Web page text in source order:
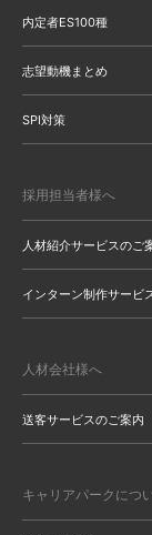
内定者ES100種
志望動機まとめ
SPI対策
採用担当者様へ
人材紹介サービスのご
インターン制作サービ
人材会社様へ
送客サービスのご案内
キャリアパークにつ